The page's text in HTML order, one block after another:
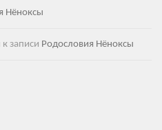
Нёноксы
к записи Родословия Нёноксы